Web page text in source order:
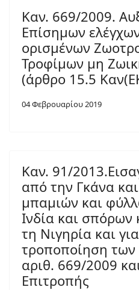
Καν. 669/2009.
Επίσημων
ορισμένων
Τροφίμων μη
(άρθρο 15.5
04 Φεβρουαρίου 2019
Καν. 91/
από την Γκάνα
μπαμιών και
Ινδία και
τη Νιγηρία και
τροποποίηση
αριθ. 669/2009
Επιτροπής